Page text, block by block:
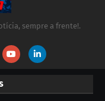
sempre a frente!.